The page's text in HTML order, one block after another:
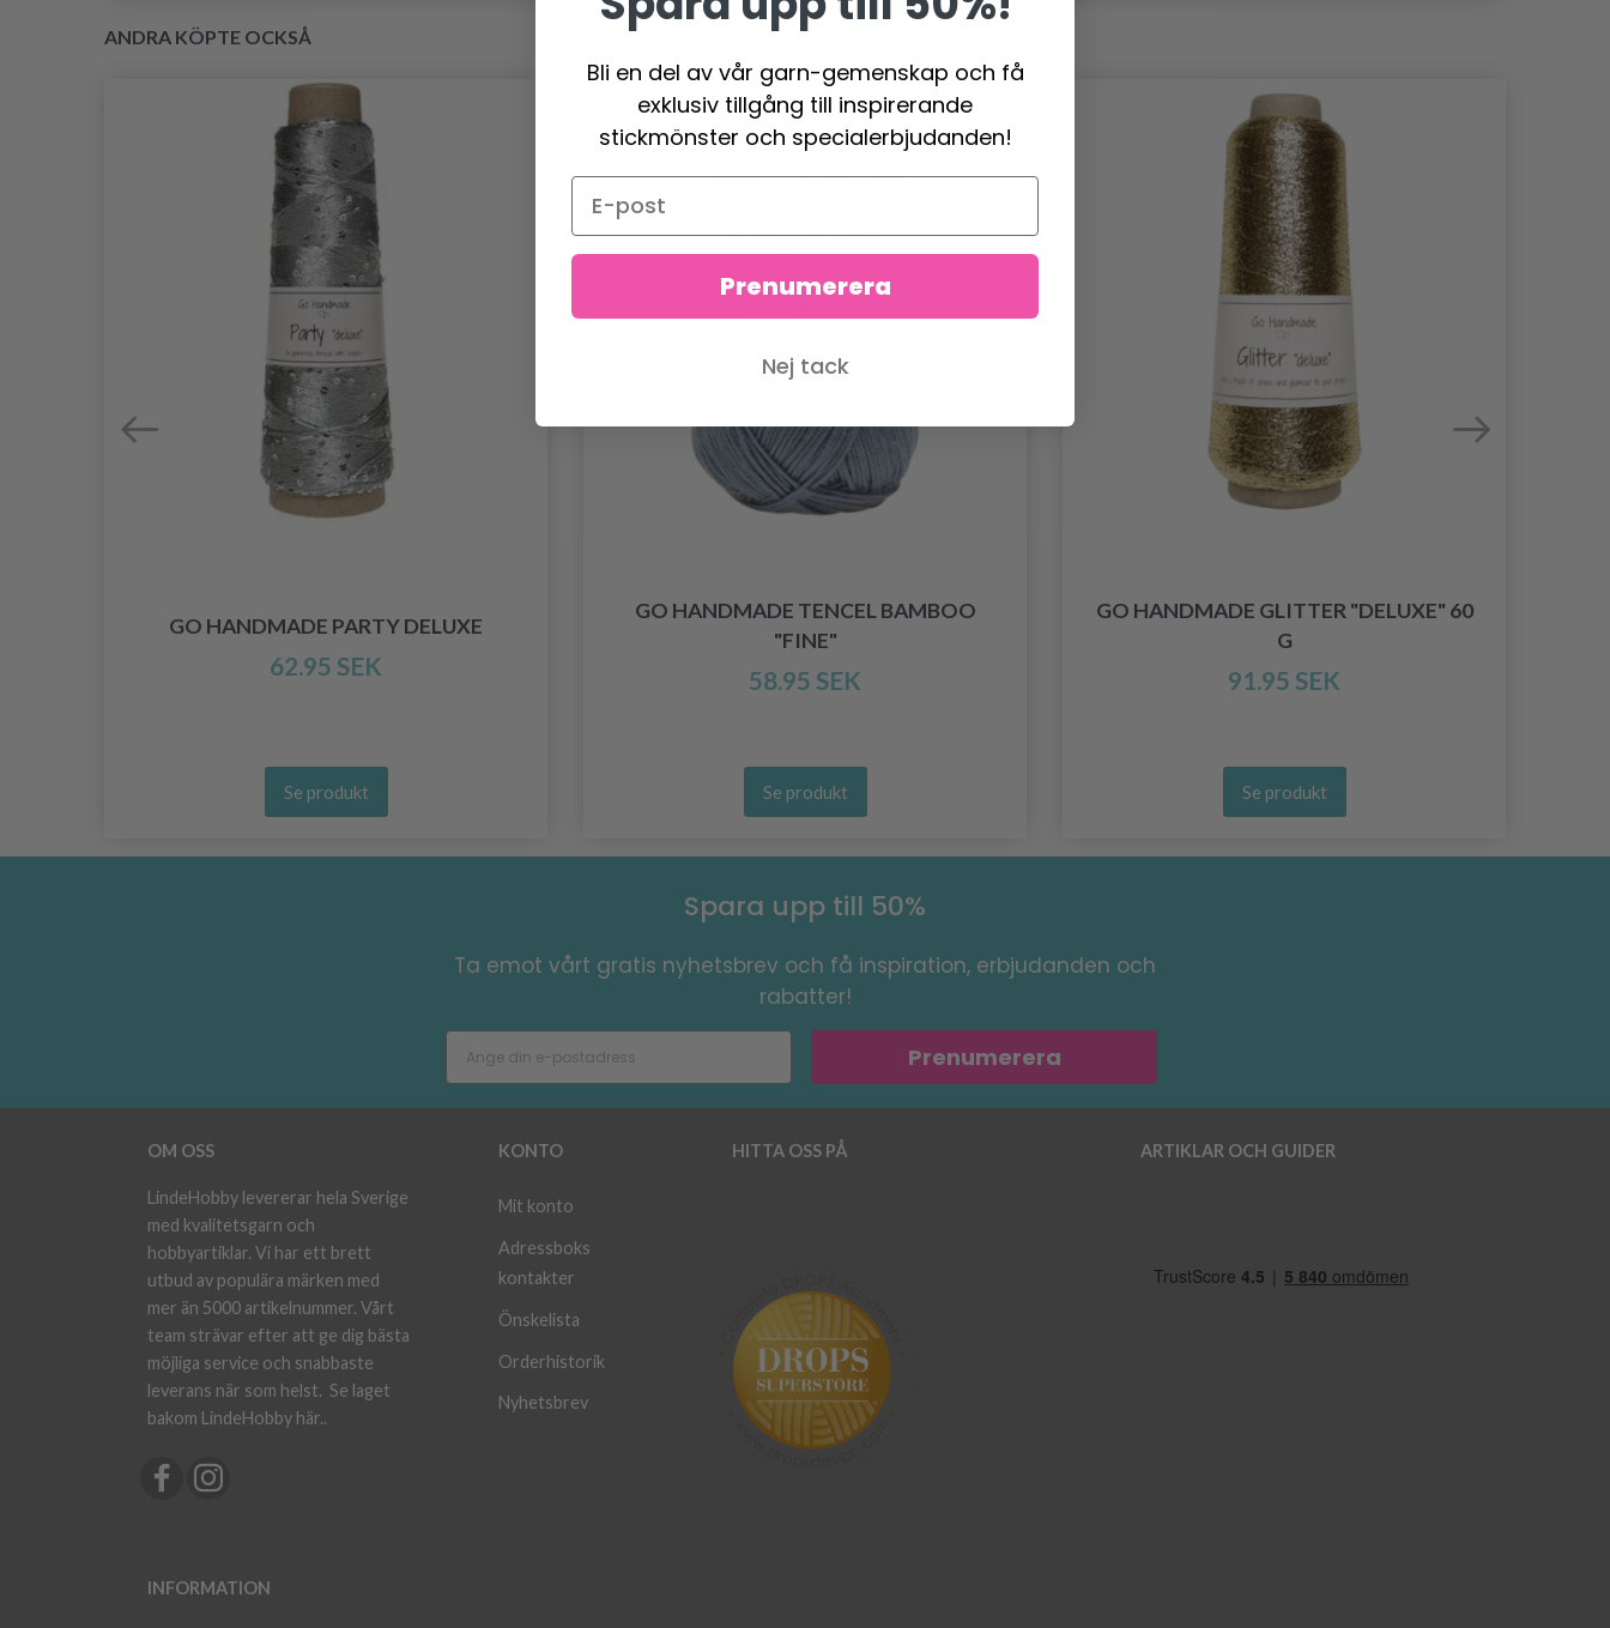
ANDRA KÖPTE OCKSÅ
GO HANDMADE PARTY DELUXE
62.95 SEK
Se produkt
GO HANDMADE TENCEL BAMBOO
"FINE"
58.95 SEK
Se produkt
GO HANDMADE GLITTER "DELUXE" 60
G
91.95 SEK
Se produkt
Spara upp till 50%
Ta emot vårt gratis nyhetsbrev och få inspiration, erbjudanden och
rabatter!
Prenumerera
OM OSS
LindeHobby levererar hela Sverige
med kvalitetsgarn och
hobbyartiklar. Vi har ett brett
utbud av populära märken med
mer än 5000 artikelnummer. Vårt
team strävar efter att ge dig bästa
möjliga service och snabbaste
leverans när som helst. Se laget
bakom LindeHobby här..
INFORMATION
KONTO
Mit konto
Adressboks
kontakter
Önskelista
Orderhistorik
Nyhetsbrev
HITTA OSS PÅ ARTIKLAR OCH GUIDER
Bli en del av vår garn-gemenskap och få
exklusiv tillgång till inspirerande
stickmönster och specialerbjudanden!
Prenumerera
Nej tack